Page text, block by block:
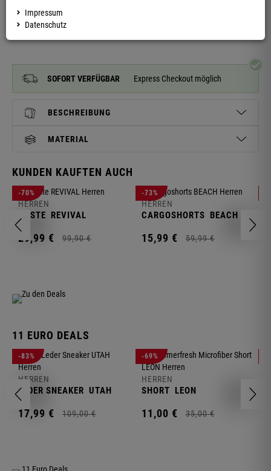
SOFORT VERFÜGBAR Express Checkout möglich
BESCHREIBUNG
MATERIAL
KUNDEN KAUFTEN AUCH
-70%
HERREN
WESTE REVIVAL
29,99 € 99,90 €
-73%
HERREN
CARGOSHORTS BEACH
15,99 € 59,99 €
11 EURO DEALS
-83%
HERREN
LEDER SNEAKER UTAH
17,99 € 109,00 €
-69%
HERREN
SHORT LEON
11,00 € 35,00 €
Impressum
Datenschutz